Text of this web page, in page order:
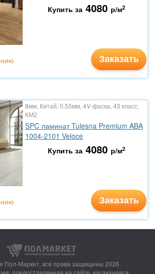
Купить за 4080 р/м2
Заказать
8мм, Китай, 0.55мм, 4V-фаска, 43 класс,
КМ2
SPC ламинат Tulesna Premium ABA
1004-2101 Veloce
Купить за 4080 р/м2
Заказать
Пол-Маркет, все права защищены 2026.
предоставленная на сайте, касающаяся